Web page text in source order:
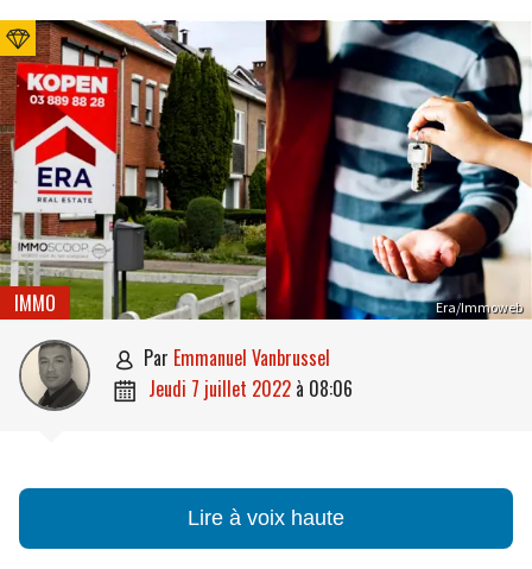
Era/Immoweb
IMMO
 par Emmanuel Vanbrussel
 jeudi 7 juillet 2022 à 08:06
Lire à voix haute